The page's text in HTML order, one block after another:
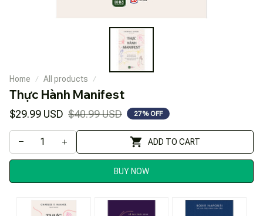
Home All products
Thực Hành Manifest
$29.99 USD $40.99 USD 27% OFF
ADD TO CART
BUY NOW